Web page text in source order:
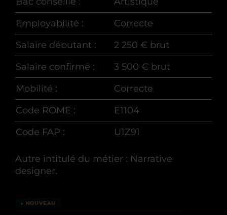
Employabilité :
Correcte
Salaire débutant :
2 250 € brut
Salaire confirmé :
3 500 € brut
Mobilité :
Correcte
Code ROME :
E1104
Code FAP :
U1Z91
Autre intitulé du métier : Narrative
designer.
↓ NOUVEAU